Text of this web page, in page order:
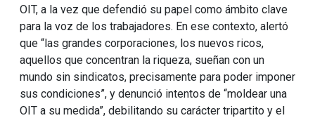
OIT, a la vez que defendió su papel como ámbito clave
para la voz de los trabajadores. En ese contexto, alertó
que “las grandes corporaciones, los nuevos ricos,
aquellos que concentran la riqueza, sueñan con un
mundo sin sindicatos, precisamente para poder imponer
sus condiciones”, y denunció intentos de “moldear una
OIT a su medida”, debilitando su carácter tripartito y el